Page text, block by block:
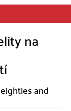
na
and